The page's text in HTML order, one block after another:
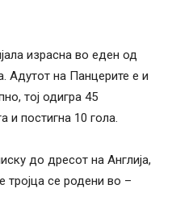
израсна во еден од
Адутот на Панцерите е и
тој одигра 45
и постигна 10 гола.
до дресот на Англија,
тројца се родени во –